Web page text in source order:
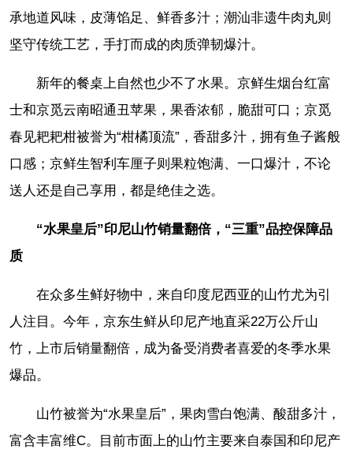
承地道风味，皮薄馅足、鲜香多汁；潮汕非遗牛肉丸则
坚守传统工艺，手打而成的肉质弹韧爆汁。
新年的餐桌上自然也少不了水果。京鲜生烟台红富
士和京觅云南昭通丑苹果，果香浓郁，脆甜可口；京觅
春见耙耙柑被誉为“柑橘顶流”，香甜多汁，拥有鱼子酱般
口感；京鲜生智利车厘子则果粒饱满、一口爆汁，不论
送人还是自己享用，都是绝佳之选。
“水果皇后”印尼山竹销量翻倍，“三重”品控保障品
质
在众多生鲜好物中，来自印度尼西亚的山竹尤为引
人注目。今年，京东生鲜从印尼产地直采22万公斤山
竹，上市后销量翻倍，成为备受消费者喜爱的冬季水果
爆品。
山竹被誉为“水果皇后”，果肉雪白饱满、酸甜多汁，
富含丰富维C。目前市面上的山竹主要来自泰国和印尼产